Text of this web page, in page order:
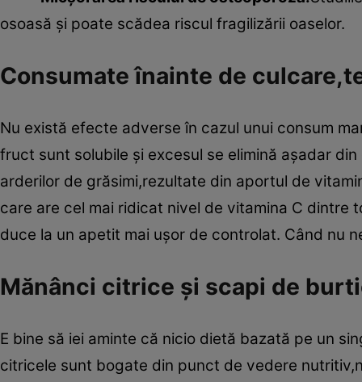
osoasă şi poate scădea riscul fragilizării oaselor.
Consumate înainte de
Nu există efecte adverse în cazul unui consum
fruct sunt solubile şi excesul se elimină aşadar
arderilor de grăsimi,rezultate din aportul de
care are cel mai ridicat nivel de vitamina C dintre
duce la un apetit mai uşor de controlat. Când nu
Mănânci citrice şi scapi de
E bine să iei aminte că nicio dietă bazată pe un
citricele sunt bogate din punct de vedere